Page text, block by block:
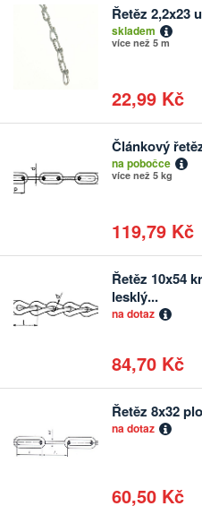
Řetěz 2,2x23
skladem
více než 5 m
22,99 Kč
kusů
Článkový
na pobočce
více než 5 kg
119,79 Kč
Řetěz 10x54
lesklý...
na dotaz
84,70 Kč
Počet
Řetěz 8x32
na dotaz
60,50 Kč
Počet
kusů